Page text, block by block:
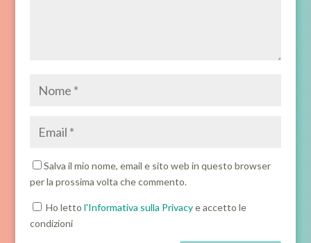
Salva il mio nome, email e sito web in questo browser
per la prossima volta che commento.
Ho letto l'Informativa sulla Privacye accetto le
condizioni